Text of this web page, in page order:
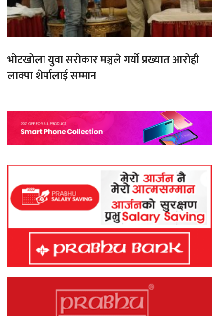
भोटखोला युवा सरोकार मञ्चले गर्यो प्रख्यात आरोही
लाक्पा शेर्पालाई सम्मान